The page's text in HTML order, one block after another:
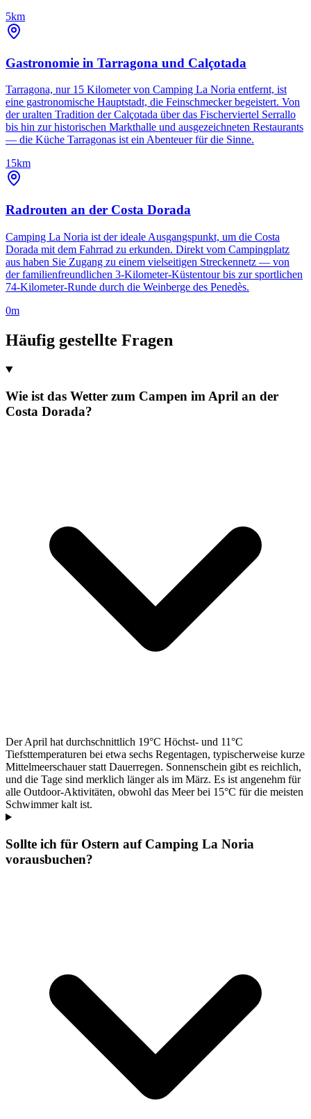
5km
Gastronomie in Tarragona und Calçotada
Tarragona, nur 15 Kilometer von Camping La Noria entfernt, ist
eine gastronomische Hauptstadt, die Feinschmecker begeistert. Von
der uralten Tradition der Calçotada über das Fischerviertel Serrallo
bis hin zur historischen Markthalle und ausgezeichneten Restaurants
— die Küche Tarragonas ist ein Abenteuer für die Sinne.
15km
Radrouten an der Costa Dorada
Camping La Noria ist der ideale Ausgangspunkt, um die Costa
Dorada mit dem Fahrrad zu erkunden. Direkt vom Campingplatz
aus haben Sie Zugang zu einem vielseitigen Streckennetz — von
der familienfreundlichen 3-Kilometer-Küstentour bis zur sportlichen
74-Kilometer-Runde durch die Weinberge des Penedès.
0m
Häufig gestellte Fragen
Wie ist das Wetter zum Campen im April an der
Costa Dorada?
Der April hat durchschnittlich 19°C Höchst- und 11°C
Tiefsttemperaturen bei etwa sechs Regentagen, typischerweise kurze
Mittelmeerschauer statt Dauerregen. Sonnenschein gibt es reichlich,
und die Tage sind merklich länger als im März. Es ist angenehm für
alle Outdoor-Aktivitäten, obwohl das Meer bei 15°C für die meisten
Schwimmer kalt ist.
Sollte ich für Ostern auf Camping La Noria
vorausbuchen?